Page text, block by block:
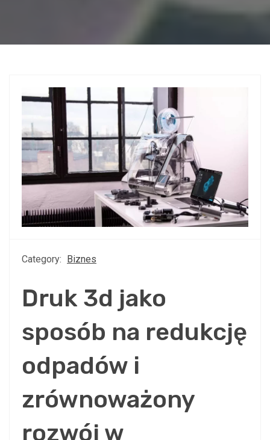
Category: Biznes
Druk 3d jako
sposób na redukcję
odpadów i
zrównoważony
rozwój w